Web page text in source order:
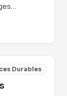
urbains
Durables